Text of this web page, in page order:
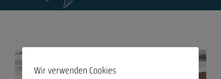
Wir verwenden Cookies